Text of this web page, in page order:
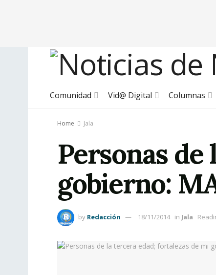
Comunidad Vid@ Digital Columnas
Home Jala
Personas
gobierno:
by Redacción 18/11/2014 in Jala